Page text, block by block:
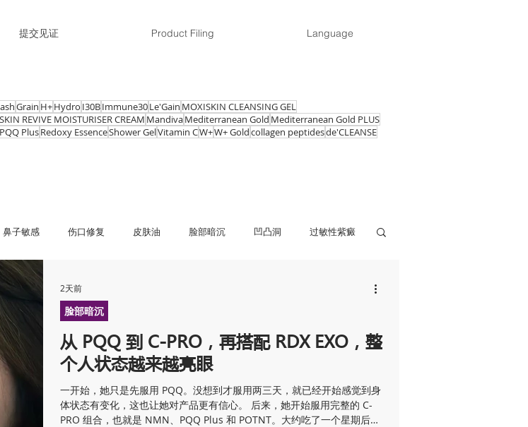
提交见证 Product Filing Language
Grain H+Hydro I30BImmune30Le'Gain MOXISKIN CLEANSING GEL
REVIVE MOISTURISER CREAM MandivaMediterranean Gold Mediterranean Gold PLUS
PlusRedoxy EssenceShower GelVitamin CW+W+ Goldcollagen peptidesde'CLEANSE
鼻子敏感 伤口修复 皮肤油 脸部暗沉 凹凸洞 过敏性紫癜
皱纹、细纹 黑斑、雀斑
题 体重管理 疤痕 发烧 水痘 头痛 手足口症
从 PQQ 到 C-PRO，再搭配 RDX EXO，整
个人状态越来越亮眼
一开始，她只是先服用 PQQ。没想到才服用两三天，就已经开始感觉到身
体状态有变化，这也让她对产品更有信心。 后来，她开始服用完整的 C-
PRO 组合，也就是 NMN、PQQ Plus 和 POTNT。大约吃了一个星期后，
脸部暗沉
2天前